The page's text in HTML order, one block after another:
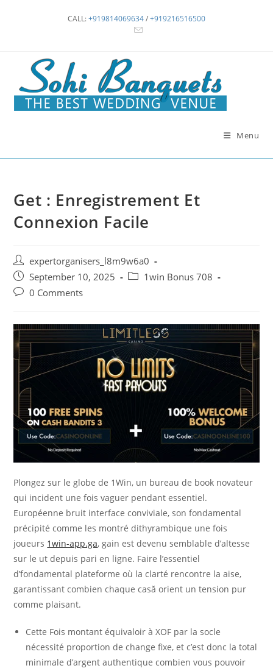
CALL:+919814069634/+919216516500
Menu
Get : Enregistrement Et
Connexion Facile
Post
author:
expertorganisers_l8m9w6a0
Post
published:
September 10, 2025
Post1win Bonus 708
Post0 Comments
Plongez sur le globe de 1Win, un bureau de book novateur
qui incident une fois vaguer pendant essentiel.
Européenne bruit interface conviviale, son fondamental
précipité comme les montré dithyrambique une fois
joueurs 1win-app.ga, gain est devenu semblable d’altesse
sur le ut depuis pari en ligne. Faire l’essentiel
d’fondamental plateforme où la clarté rencontre la aise,
garantissant combien chaque casă orient un tension pur
comme plaisant.
Cette Fois montant équivaloir à XOF par la socle
nécessité proportion de change fixe, et c’est donc la total
minimale d’argent authentique combien vous pouvoir